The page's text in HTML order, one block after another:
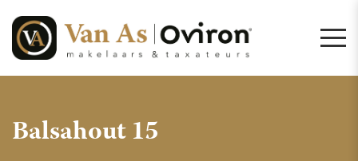
Balsahout 15